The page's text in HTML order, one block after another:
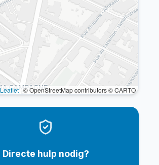
Leaflet | © OpenStreetMap contributors © CARTO
Directe hulp nodig?